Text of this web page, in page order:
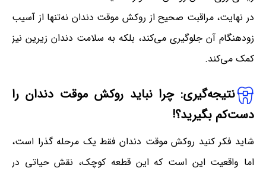
در نهایت، مراقبت صحیح از روکش موقت دندان نه‌تنها از آسیب
زودهنگام آن جلوگیری می‌کند، بلکه به سلامت دندان زیرین نیز
کمک می‌کند.
نتیجه‌گیری: چرا نباید روکش موقت دندان را
دست‌کم بگیرید؟!
شاید فکر کنید روکش موقت دندان فقط یک مرحله گذرا است،
اما واقعیت این است که این قطعه کوچک، نقش حیاتی در